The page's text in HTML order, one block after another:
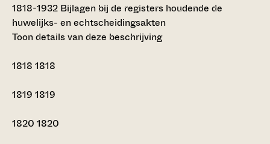
1818-1932 Bijlagen bij de registers houdende de
huwelijks- en echtscheidingsakten
Toon details van deze beschrijving
1818 1818
1819 1819
1820 1820